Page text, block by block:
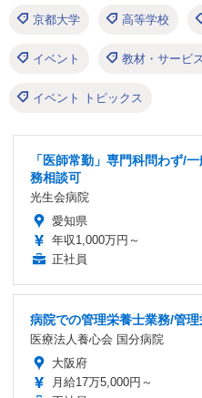
京都大学 高等学校
イベント 教材・サービ
イベント トピックス
「医師常勤」専門科問わず/
務相談可
光生会病院
愛知県
年収1,000万円～
正社員
病院での管理栄養士業務/管
医療法人養心会 国分病院
大阪府
月給17万5,000円～